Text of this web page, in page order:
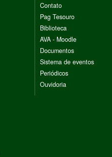
Contato
Pag Tesouro
Biblioteca
AVA - Moodle
Documentos
Sistema de eventos
Periódicos
Ouvidoria